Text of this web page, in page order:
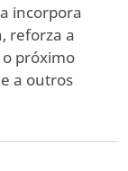
incorpora
reforza a
próximo
a outros